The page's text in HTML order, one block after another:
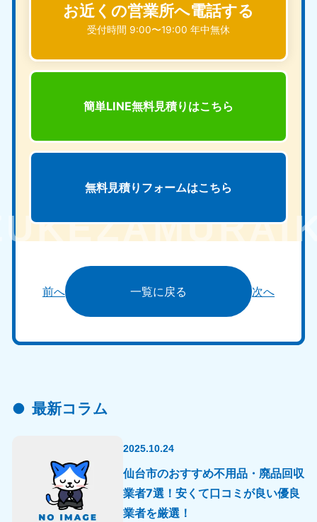
お近くの営業所へ電話する
受付時間 9:00〜19:00 年中無休
簡単LINE無料見積りはこちら
無料見積りフォームはこちら
前へ 一覧に戻る 次へ
最新コラム
2025.10.24
仙台市のおすすめ不用品・廃品回収
業者7選！安くて口コミが良い優良
業者を厳選！